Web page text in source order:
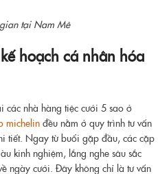
tại Nam Mê
hoạch cá nhân hóa
các nhà hàng tiệc cưới 5 sao ở
michelin đều nằm ở quy trình tư vấn
tiết. Ngay từ buổi gặp đầu, các cặp
kinh nghiệm, lắng nghe sâu sắc
ngày cưới. Đây không chỉ là tư vấn